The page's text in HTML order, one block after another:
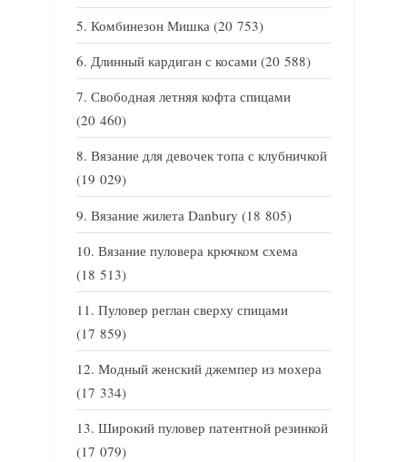
Комбинезон Мишка (20 753)
Длинный кардиган с косами (20 588)
Свободная летняя кофта спицами
(20 460)
Вязание для девочек топа с клубничкой
(19 029)
Вязание жилета Danbury (18 805)
Вязание пуловера крючком схема
(18 513)
Пуловер реглан сверху спицами
(17 859)
Модный женский джемпер из мохера
(17 334)
Широкий пуловер патентной резинкой
(17 079)